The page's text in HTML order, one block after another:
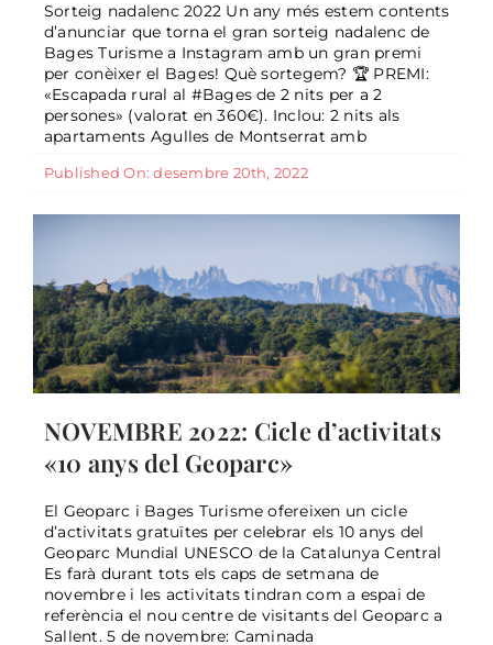
Sorteig nadalenc 2022 Un any més estem contents
d’anunciar que torna el gran sorteig nadalenc de
Bages Turisme a Instagram amb un gran premi
per conèixer el Bages! Què sortegem? 🏆 PREMI:
«Escapada rural al #Bages de 2 nits per a 2
persones» (valorat en 360€). Inclou: 2 nits als
apartaments Agulles de Montserrat amb
Published On: desembre 20th, 2022
NOVEMBRE 2022: Cicle d’activitats
«10 anys del Geoparc»
General
NOVEMBRE 2022: Cicle d’activitats
«10 anys del Geoparc»
El Geoparc i Bages Turisme ofereixen un cicle
d’activitats gratuïtes per celebrar els 10 anys del
Geoparc Mundial UNESCO de la Catalunya Central
Es farà durant tots els caps de setmana de
novembre i les activitats tindran com a espai de
referència el nou centre de visitants del Geoparc a
Sallent. 5 de novembre: Caminada
22 MAIG: El romànic al Bages. 1a
caminada del Geoparc
General